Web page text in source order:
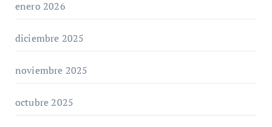
enero 2026
diciembre 2025
noviembre 2025
octubre 2025